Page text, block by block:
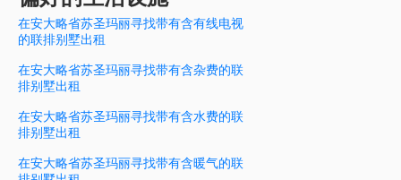
在安大略省苏圣玛丽寻找带有含有线电视
的联排别墅出租
在安大略省苏圣玛丽寻找带有含杂费的联
排别墅出租
在安大略省苏圣玛丽寻找带有含水费的联
排别墅出租
在安大略省苏圣玛丽寻找带有含暖气的联